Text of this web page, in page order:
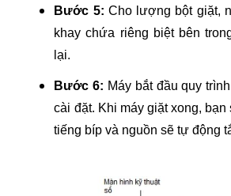
Bước 5: Cho lượng bột giặt,
khay chứa riêng biệt bên
lại.
Bước 6: Máy bắt đầu quy
cài đặt. Khi máy giặt xong, bạn
tiếng bíp và nguồn sẽ tự động